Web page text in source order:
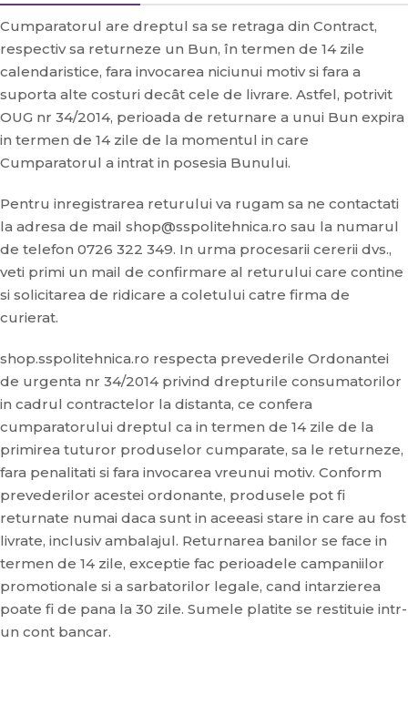
Cumparatorul are dreptul sa se retraga din Contract,
respectiv sa returneze un Bun, în termen de 14 zile
calendaristice, fara invocarea niciunui motiv si fara a
suporta alte costuri decât cele de livrare. Astfel, potrivit
OUG nr 34/2014, perioada de returnare a unui Bun expira
in termen de 14 zile de la momentul in care
Cumparatorul a intrat in posesia Bunului.
Pentru inregistrarea returului va rugam sa ne contactati
la adresa de mail shop@sspolitehnica.ro sau la numarul
de telefon 0726 322 349. In urma procesarii cererii dvs.,
veti primi un mail de confirmare al returului care contine
si solicitarea de ridicare a coletului catre firma de
curierat.
shop.sspolitehnica.ro respecta prevederile Ordonantei
de urgenta nr 34/2014 privind drepturile consumatorilor
in cadrul contractelor la distanta, ce confera
cumparatorului dreptul ca in termen de 14 zile de la
primirea tuturor produselor cumparate, sa le returneze,
fara penalitati si fara invocarea vreunui motiv. Conform
prevederilor acestei ordonante, produsele pot fi
returnate numai daca sunt in aceeasi stare in care au fost
livrate, inclusiv ambalajul. Returnarea banilor se face in
termen de 14 zile, exceptie fac perioadele campaniilor
promotionale si a sarbatorilor legale, cand intarzierea
poate fi de pana la 30 zile. Sumele platite se restituie intr-
un cont bancar.